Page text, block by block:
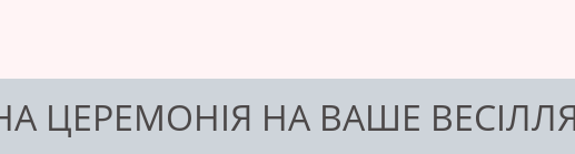
ЦЕРЕМОНІЯ НА ВАШЕ